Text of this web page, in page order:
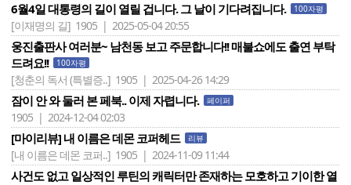
6월4일 대통령의 길이 열릴 겁니다. 그 날이 기다려집니다. 100자평
[이재명의 길] 1905 | 2025-05-04 20:55
웅진출판사 여러분~ 남천동 보고 주문합니다!! 매불쇼에도 출연 부탁
드려요!!
100자평
[청춘의 독서 (특별증..] 1905 | 2025-04-26 14:29
잠이 안 와 둘러 본 페북.. 이제 자렵니다. 페이퍼
1905 | 2024-12-04 02:03
[마이리뷰] 내 이름은 데몬 코퍼헤드 리뷰
[내 이름은 데몬 코퍼..] 1905 | 2024-11-09 11:44
사건도 없고 일상적인 루틴의 캐릭터만 존재하는 모호하고 기이한 열